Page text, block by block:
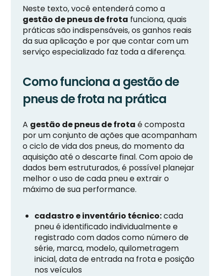
Neste texto, você entenderá como a
gestão de pneus de frota funciona, quais
práticas são indispensáveis, os ganhos reais
da sua aplicação e por que contar com um
serviço especializado faz toda a diferença.
Como funciona a gestão de
pneus de frota na prática
A gestão de pneus de frota é composta
por um conjunto de ações que acompanham
o ciclo de vida dos pneus, do momento da
aquisição até o descarte final. Com apoio de
dados bem estruturados, é possível planejar
melhor o uso de cada pneu e extrair o
máximo de sua performance.
cadastro e inventário técnico:cada
pneu é identificado individualmente e
registrado com dados como número de
série, marca, modelo, quilometragem
inicial, data de entrada na frota e posição
nos veículos